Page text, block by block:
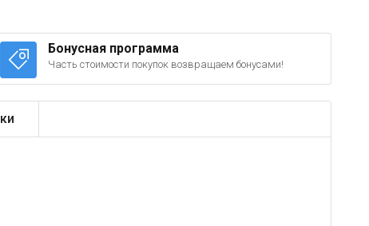
Бонусная программа
Часть стоимости покупок возвращаем бонусами!